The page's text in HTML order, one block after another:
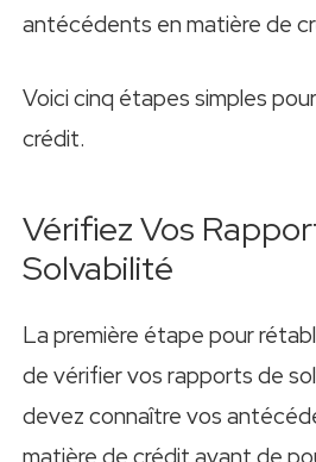
antécédents en matière de
Voici cinq étapes simples
crédit.
Vérifiez Vos
Solvabilité
La première étape pour
de vérifier vos rapports de
devez connaître vos